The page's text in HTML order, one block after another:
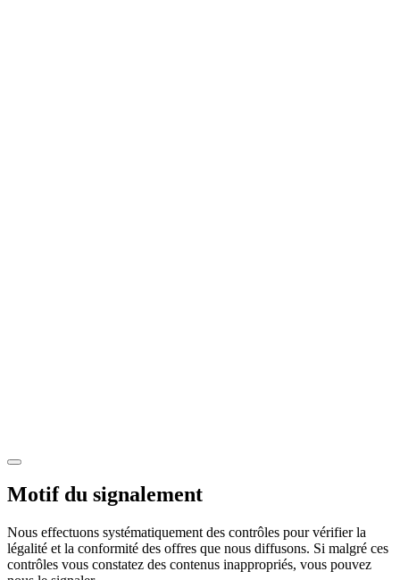
Motif du signalement
Nous effectuons systématiquement des contrôles pour vérifier la
légalité et la conformité des offres que nous diffusons. Si malgré ces
contrôles vous constatez des contenus inappropriés, vous pouvez